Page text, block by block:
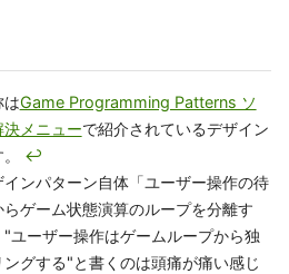
はGame Programming Patterns ソ
メニューで紹介されているデザイン
↩
ンパターン自体「ユーザー操作の待
ゲーム状態演算のループを分離す
ユーザー操作はゲームループから独
グする"と書くのは頭痛が痛い感じ